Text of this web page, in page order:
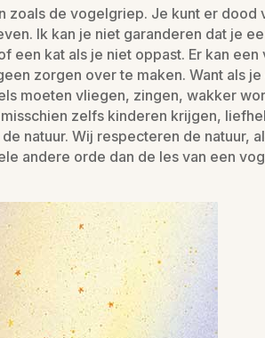
zoals de vogelgriep. Je kunt er dood
Ik kan je niet garanderen dat je
kat als je niet oppast. Er kan
zorgen over te maken. Want als
moeten vliegen, zingen, wakker
zelfs kinderen krijgen,
natuur. Wij respecteren de natuur,
andere orde dan de les van een